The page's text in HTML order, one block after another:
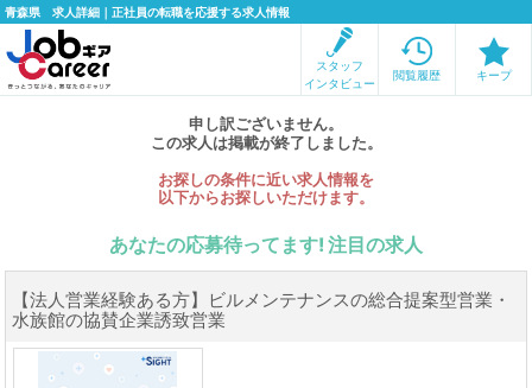
青森県 求人詳細｜正社員の転職を応援する求人情報
スタッフ
インタビュー
閲覧履歴 キープ
申し訳ございません。
この求人は掲載が終了しました。
お探しの条件に近い求人情報を
以下からお探しいただけます。
あなたの応募待ってます! 注目の求人
【法人営業経験ある方】ビルメンテナンスの総合提案型営業・
水族館の協賛企業誘致営業